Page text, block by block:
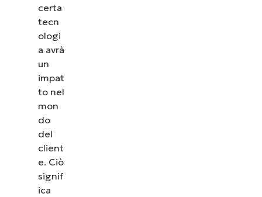
certa
tecn
ologi
a avrà
un
impat
to nel
mon
do
del
client
e. Ciò
signif
ica